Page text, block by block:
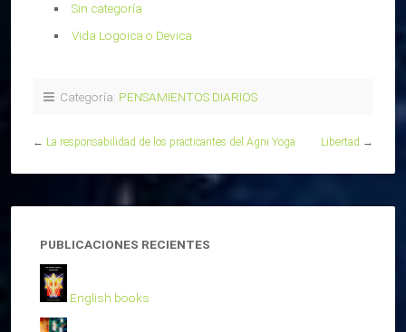
Sin categoría
Vida Logoica o Devica
Categoría: PENSAMIENTOS DIARIOS
← La responsabilidad de los practicantes del Agni Yoga Libertad →
PUBLICACIONES RECIENTES
English books